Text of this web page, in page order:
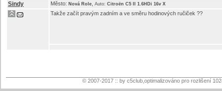
Sindy Město: Nová Role Auto: Citroën C5 II 1.6HDi 16v X
Takže začít pravým zadním a ve směru hodinových ručiček ??
© 2007-2017 :: by c5club,optimalizováno pro rozlišení